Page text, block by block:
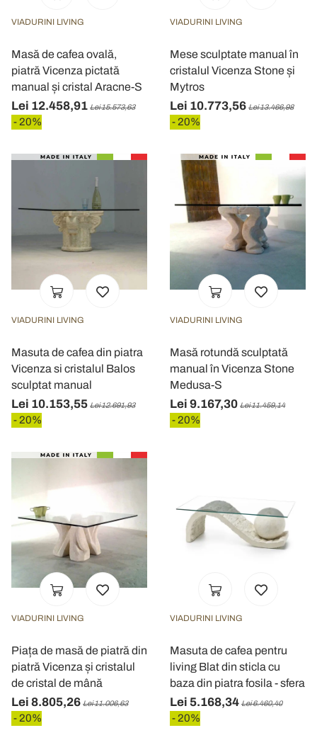
VIADURINI LIVING
Masă de cafea ovală,
piatră Vicenza pictată
manual și cristal Aracne-S
Lei 12.458,91 Lei 15.573,63
- 20%
VIADURINI LIVING
Mese sculptate manual în
cristalul Vicenza Stone și
Mytros
Lei 10.773,56 Lei 13.466,98
- 20%
VIADURINI LIVING
Masuta de cafea din piatra
Vicenza si cristalul Balos
sculptat manual
Lei 10.153,55 Lei 12.691,93
- 20%
VIADURINI LIVING
Masă rotundă sculptată
manual în Vicenza Stone
Medusa-S
Lei 9.167,30 Lei 11.459,14
- 20%
VIADURINI LIVING
Piața de masă de piatră din
piatră Vicenza și cristalul
de cristal de mână
Lei 8.805,26 Lei 11.006,63
- 20%
VIADURINI LIVING
Masuta de cafea pentru
living Blat din sticla cu
baza din piatra fosila - sfera
Lei 5.168,34 Lei 6.460,40
- 20%